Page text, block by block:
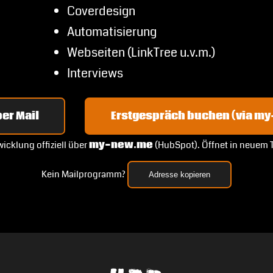
Coverdesign
Automatisierung
Webseiten (LinkTree u.v.m.)
Interviews
Mail Erstgespräch buchen (via
offiziell übermy-new.me(HubSpot). Öffnet in neuem
Kein Mailprogramm? Adresse kopieren